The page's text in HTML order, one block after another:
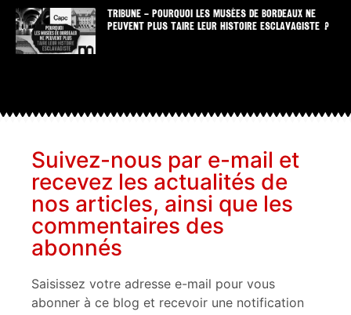
TRIBUNE – POURQUOI LES MUSÉES DE BORDEAUX NE
PEUVENT PLUS TAIRE LEUR HISTOIRE ESCLAVAGISTE ?
Suivez-nous par e-mail et
recevez les actualités de
nos articles, ainsi que les
commentaires des
abonnés
Saisissez votre adresse e-mail pour vous
abonner à ce blog et recevoir une notification